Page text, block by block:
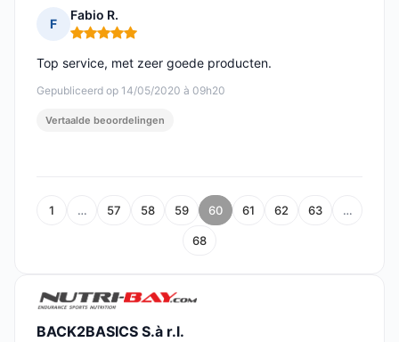
F
Fabio R.
Opmerking: 5 van 5
Gepubliceerd op 14/05/2020 à 09h20
Top service, met zeer goede producten.
Vertaalde beoordelingen
1 … 57 58 59 60 61 62 63 …
68
BACK2BASICS S.à r.l.